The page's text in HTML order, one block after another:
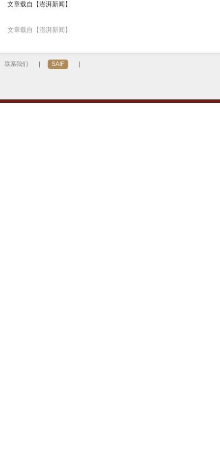
文章载自【澎湃新闻】
文章载自【澎湃新闻】
联系我们 SAIF